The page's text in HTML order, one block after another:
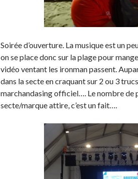
Soirée d’ouverture. La musique est un
on se place donc sur la plage pour
vidéo ventant les ironman passent.
dans la secte en craquant sur 2 ou 3
marchandasing officiel…. Le nombre
secte/marque attire, c’est un fait….